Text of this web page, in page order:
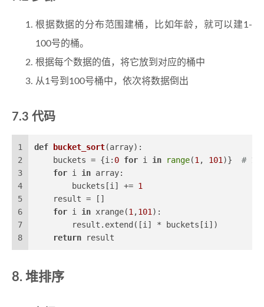
根据数据的分布范围建桶，比如年龄，就可以建1-
100号的桶。
根据每个数据的值，将它放到对应的桶中
从1号到100号桶中，依次将数据倒出
代码
1
2
3
4
5
6
7
8
def bucket_sort(array):
    buckets = {i:
0 for i in range(1 , 101 )} #
for i in array:
        buckets[i] +=
1
    result = []
for i in xrange(1 ,101 ):
        result.extend([i] * buckets[i])
return result
堆排序